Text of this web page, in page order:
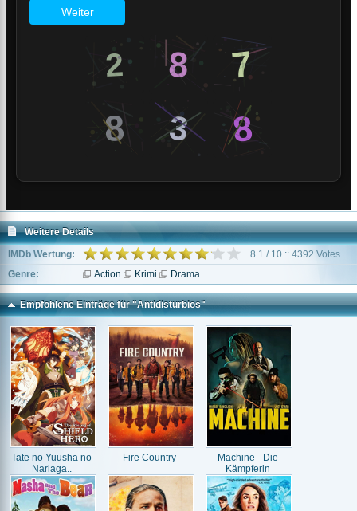
Weitere Details
IMDb Wertung:
8.1 / 10 :: 4392 Votes
Genre:
Action Krimi Drama
Empfohlene Einträge für "Antidisturbios"
Tate no Yuusha no
Nariaga..
Fire Country
Machine - Die
Kämpferin